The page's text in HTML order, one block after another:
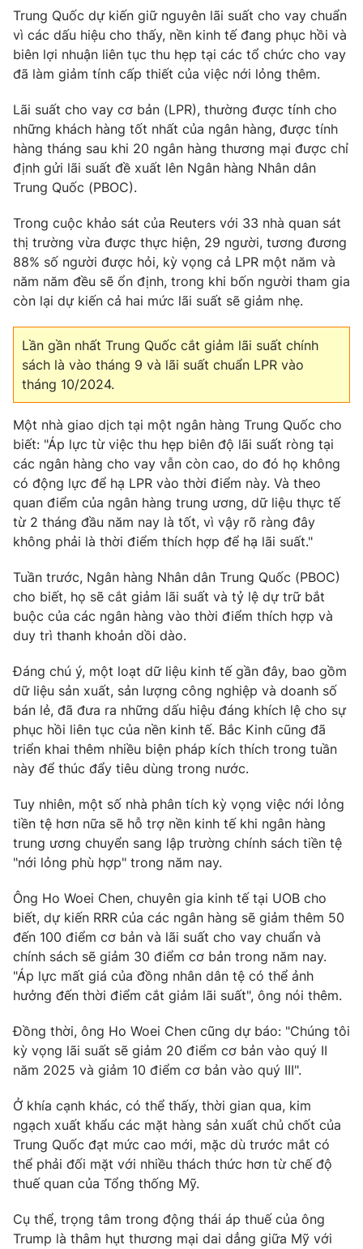
Tin tức
Thế giới đó đây
Kinh tế
Tài chính
Thị trường
Góc doanh nghiệp
Dữ liệu và đời sống
Truyền hình
Phim VTV
Hậu trường
Nhân vật
Khán giả
Giải sao mai
Giải trí
Âm nhạc
Sao
Đời sống
Du lịch
Làm đẹp
Chất lượng cuộc sống
Giáo dục
Tuyển sinh
Học trực tuyến
Hitech Công nghệ tương lai
Sản phẩm
Thị trường
Tư vấn
Giao lưu trực tuyến
Chuyên mục khác
Emagazine Podcast
Photo Infographic
Video Shorts video
VTV Money VTV Thể thao
VTV Sức khoẻ Bất động sản
Thị trường 24h Tấm lòng Việt
VTV9 VTV8
THỜI BÁO VTV
Theo dõi báo trên
Cơ quan báo chí:Thời báo VTV
Giấy phép hoạt động báo in và báo điện tử số 483/GP-BTTTT
cấp ngày 29/12/2023
Tổng Biên tập:Vũ Thanh Thủy
Phó Tổng Biên tập:
Nguyễn Trọng Ninh
Tổng đài VTV:024.38 355 931 - 024.38 355 932
Trung Quốc dự kiến ​​giữ nguyên lãi suất cho vay chuẩn
vì các dấu hiệu cho thấy, nền kinh tế đang phục hồi và
biên lợi nhuận liên tục thu hẹp tại các tổ chức cho vay
đã làm giảm tính cấp thiết của việc nới lỏng thêm.
Lãi suất cho vay cơ bản (LPR), thường được tính cho
những khách hàng tốt nhất của ngân hàng, được tính
hàng tháng sau khi 20 ngân hàng thương mại được chỉ
định gửi lãi suất đề xuất lên Ngân hàng Nhân dân
Trung Quốc (PBOC).
Trong cuộc khảo sát của Reuters với 33 nhà quan sát
thị trường vừa được thực hiện, 29 người, tương đương
88% số người được hỏi, kỳ vọng cả LPR một năm và
năm năm đều sẽ ổn định, trong khi bốn người tham gia
còn lại dự kiến ​​cả hai mức lãi suất sẽ giảm nhẹ.
Lần gần nhất Trung Quốc cắt giảm lãi suất chính
sách là vào tháng 9 và lãi suất chuẩn LPR vào
tháng 10/2024.
Một nhà giao dịch tại một ngân hàng Trung Quốc cho
biết: "Áp lực từ việc thu hẹp biên độ lãi suất ròng tại
các ngân hàng cho vay vẫn còn cao, do đó họ không
có động lực để hạ LPR vào thời điểm này. Và theo
quan điểm của ngân hàng trung ương, dữ liệu thực tế
từ 2 tháng đầu năm nay là tốt, vì vậy rõ ràng đây
không phải là thời điểm thích hợp để hạ lãi suất."
Tuần trước, Ngân hàng Nhân dân Trung Quốc (PBOC)
cho biết, họ sẽ cắt giảm lãi suất và tỷ lệ dự trữ bắt
buộc của các ngân hàng vào thời điểm thích hợp và
duy trì thanh khoản dồi dào.
Đáng chú ý, một loạt dữ liệu kinh tế gần đây, bao gồm
dữ liệu sản xuất, sản lượng công nghiệp và doanh số
bán lẻ, đã đưa ra những dấu hiệu đáng khích lệ cho sự
phục hồi liên tục của nền kinh tế. Bắc Kinh cũng đã
triển khai thêm nhiều biện pháp kích thích trong tuần
này để thúc đẩy tiêu dùng trong nước.
Tuy nhiên, một số nhà phân tích kỳ vọng việc nới lỏng
tiền tệ hơn nữa sẽ hỗ trợ nền kinh tế khi ngân hàng
trung ương chuyển sang lập trường chính sách tiền tệ
"nới lỏng phù hợp" trong năm nay.
Ông Ho Woei Chen, chuyên gia kinh tế tại UOB cho
biết, dự kiến ​​RRR của các ngân hàng sẽ giảm thêm 50
đến 100 điểm cơ bản và lãi suất cho vay chuẩn và
chính sách sẽ giảm 30 điểm cơ bản trong năm nay.
"Áp lực mất giá của đồng nhân dân tệ có thể ảnh
hưởng đến thời điểm cắt giảm lãi suất", ông nói thêm.
Đồng thời, ông Ho Woei Chen cũng dự báo: "Chúng tôi
kỳ ​​vọng lãi suất sẽ giảm 20 điểm cơ bản vào quý II
năm 2025 và giảm 10 điểm cơ bản vào quý III".
Ở khía cạnh khác, có thể thấy, thời gian qua, kim
ngạch xuất khẩu các mặt hàng sản xuất chủ chốt của
Trung Quốc đạt mức cao mới, mặc dù trước mắt có
thể phải đối mặt với nhiều thách thức hơn từ chế độ
thuế quan của Tổng thống Mỹ.
Cụ thể, trọng tâm trong động thái áp thuế của ông
Trump là thâm hụt thương mại dai dẳng giữa Mỹ với